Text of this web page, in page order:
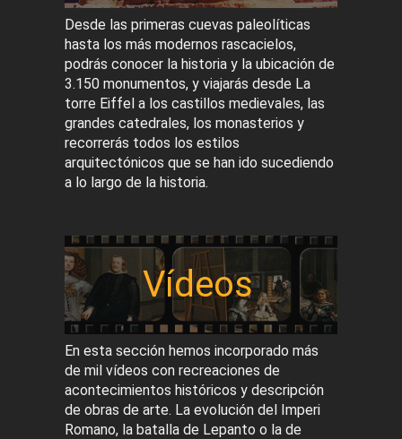
Desde las primeras cuevas paleolíticas
hasta los más modernos rascacielos,
podrás conocer la historia y la ubicación de
3.150 monumentos, y viajarás desde La
torre Eiffel a los castillos medievales, las
grandes catedrales, los monasterios y
recorrerás todos los estilos
arquitectónicos que se han ido sucediendo
a lo largo de la historia.
Vídeos
En esta sección hemos incorporado más
de mil vídeos con recreaciones de
acontecimientos históricos y descripción
de obras de arte. La evolución del Imperi
Romano, la batalla de Lepanto o la de